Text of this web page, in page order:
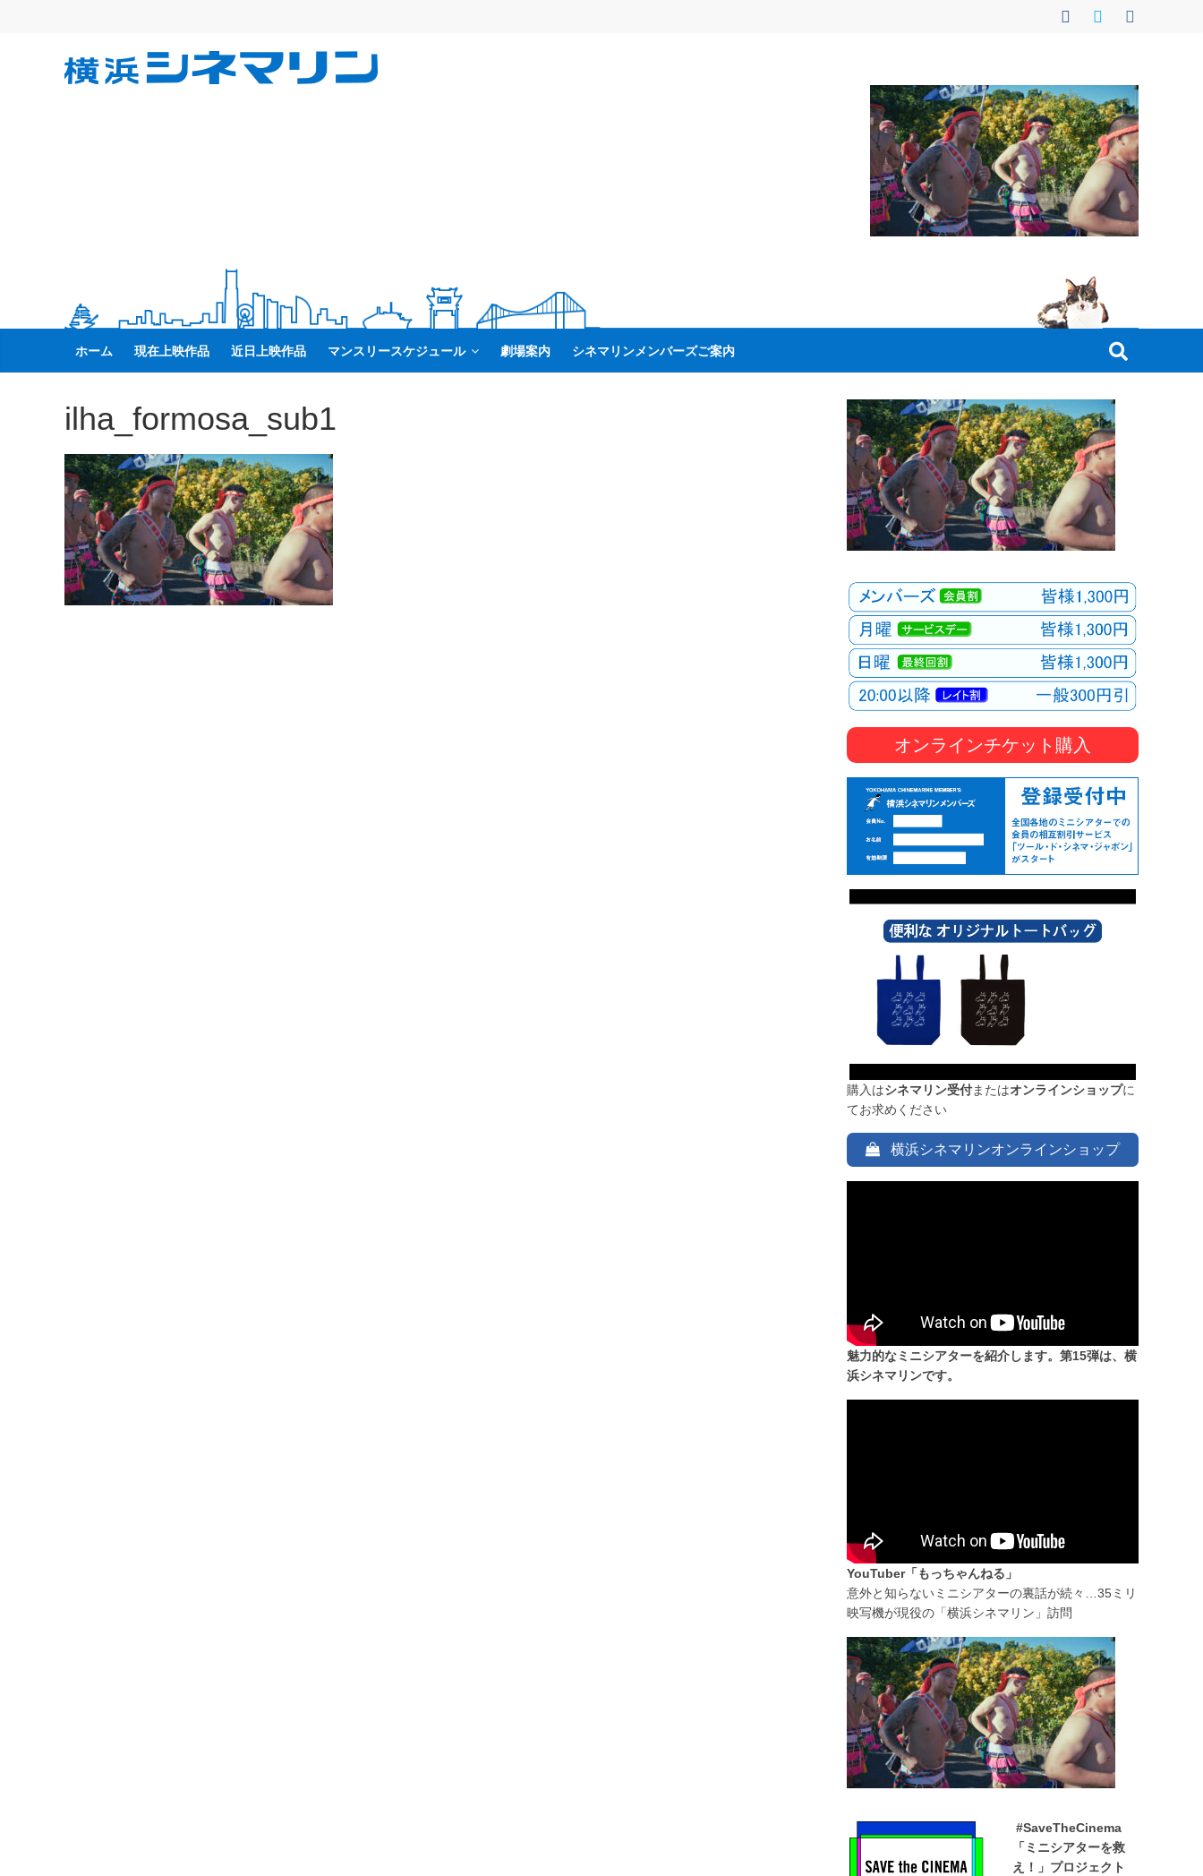
横
リ
ン
い
映
画
は
こ
の
街
ホーム 現在上映作品 近日上映作品 マンスリースケジュール 劇場案内 シネマリンメンバーズご案内
ilha_formosa_sub1
オンラインチケット購入
購入はシネマリン受付またはオンラインショップに
てお求めください
横浜シネマリンオンラインショップ
魅力的なミニシアターを紹介します。第15弾は、横
浜シネマリンです。
YouTuber「もっちゃんねる」
意外と知らないミニシアターの裏話が続々…35ミリ
映写機が現役の「横浜シネマリン」訪問
#SaveTheCinema
「ミニシアターを救
え！」プロジェクト